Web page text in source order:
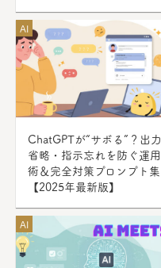
AI
ChatGPTが“サボる”？出力
省略・指示忘れを防ぐ運用
術＆完全対策プロンプト集
【2025年最新版】
AI